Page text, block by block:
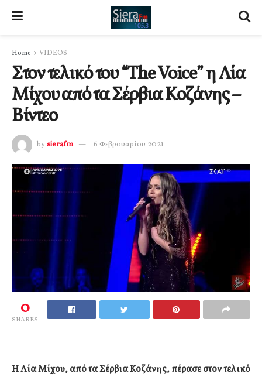
Home VIDEOS
Στον τελικό του “The Voice” η Λία
Μίχου από τα Σέρβια Κοζάνης –
Βίντεο
by sierafm 6 Φεβρουαρίου 2021
0
SHARES
Η Λία Μίχου, από τα Σέρβια Κοζάνης, πέρασε στον τελικό